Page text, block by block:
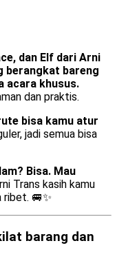
dan Elf dari Arni
berangkat bareng
acara khusus.
dan praktis.
bisa kamu atur
jadi semua bisa
Bisa. Mau
Trans kasih kamu
ribet. 🚐✨
barang dan